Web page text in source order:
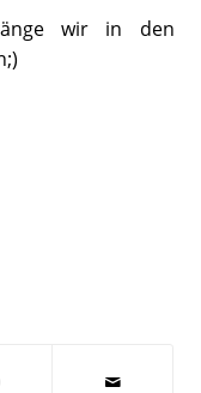
wir in den